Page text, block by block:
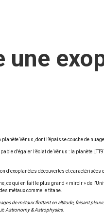
une
Vénus, dont l’épaisse couche de
d’égaler l’éclat de Vénus : la planète
d’exoplanètes découvertes et
ce qui en fait le plus grand « miroir » de
métaux comme le titane.
de métaux flottant en altitude, faisant
Astronomy & Astrophysics.